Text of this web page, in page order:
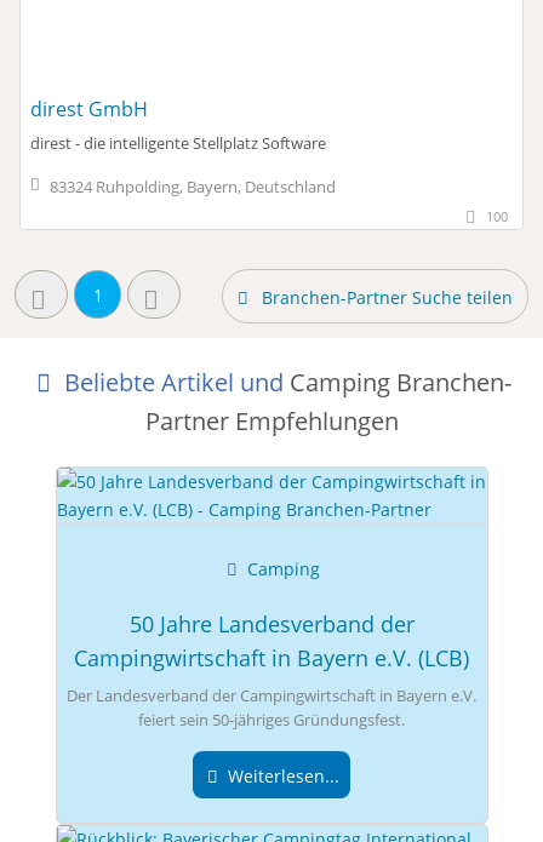
direst GmbH
direst - die intelligente Stellplatz Software
83324 Ruhpolding, Bayern, Deutschland
100
1 Branchen-Partner Suche teilen
Beliebte Artikel und Camping Branchen-
Partner Empfehlungen
50 Jahre Landesverband der
Campingwirtschaft in Bayern e.V. (LCB)
Camping
Der Landesverband der Campingwirtschaft in Bayern e.V.
feiert sein 50-jähriges Gründungsfest.
Weiterlesen...